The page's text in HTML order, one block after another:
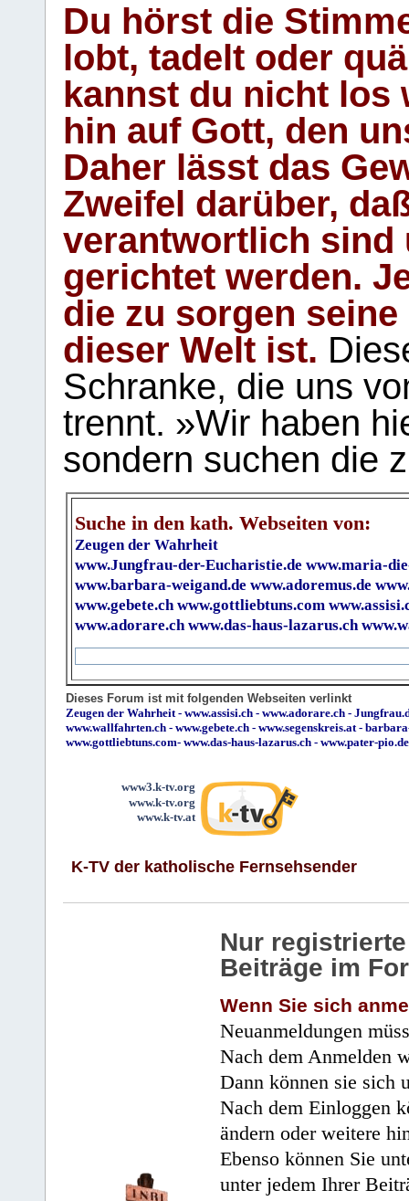
Du hörst die
lobt, tadelt oder
kannst du nicht los
hin auf Gott, den
Daher lässt das
Zweifel darüber,
verantwortlich sind
gerichtet werden.
die zu sorgen
dieser Welt ist.
Schranke, die uns
trennt. »Wir haben
sondern suchen die
Suche in den kath. Webseiten von:
Zeugen der Wahrheit
www.Jungfrau-der-Eucharistie.de www.maria-
www.barbara-weigand.de www.adoremus.de
www.gebete.ch www.gottliebtuns.com
www.adorare.ch www.das-haus-lazarus.ch
Dieses Forum ist mit folgenden Webseiten verlinkt
Zeugen der Wahrheit - www.assisi.ch - www.adorare.ch -
www.wallfahrten.ch - www.gebete.ch - www.segenskreis.at -
www.gottliebtuns.com- www.das-haus-lazarus.ch - www.pater-pio.de
www3.k-tv.org
www.k-tv.org
www.k-tv.at
K-TV der katholische Fernsehsender
Nur
Beiträge im
Wenn Sie sich
Neuanmeldungen
Nach dem Anmelden
Dann können sie sich
Nach dem Einloggen
ändern oder weitere
Ebenso können Sie
unter jedem Ihrer